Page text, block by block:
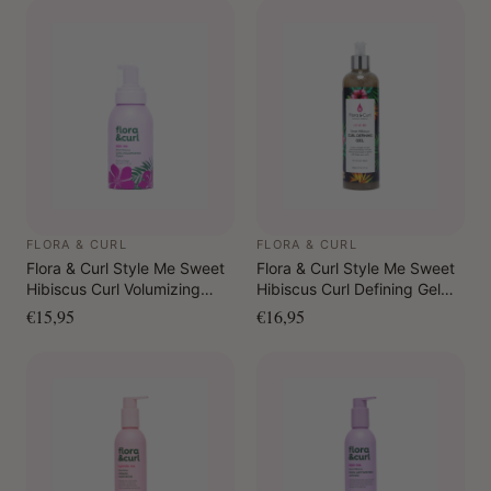
FLORA & CURL
Flora & Curl Style Me Sweet
Hibiscus Curl Volumizing
Foam 300 ml
€15,95
FLORA & CURL
Flora & Curl Style Me Sweet
Hibiscus Curl Defining Gel
300 ml
€16,95